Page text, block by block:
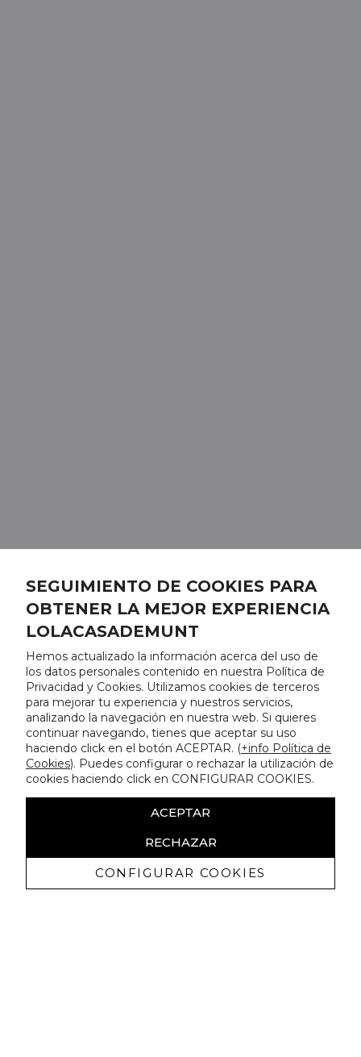
SEGUIMIENTO DE COOKIES PARA
OBTENER LA MEJOR EXPERIENCIA
LOLACASADEMUNT
Hemos actualizado la información acerca del uso de
los datos personales contenido en nuestra Política de
Privacidad y Cookies. Utilizamos cookies de terceros
para mejorar tu experiencia y nuestros servicios,
analizando la navegación en nuestra web. Si quieres
continuar navegando, tienes que aceptar su uso
haciendo click en el botón ACEPTAR. (+info Política de
Cookies). Puedes configurar o rechazar la utilización de
cookies haciendo click en CONFIGURAR COOKIES.
ACEPTAR
RECHAZAR
CONFIGURAR COOKIES